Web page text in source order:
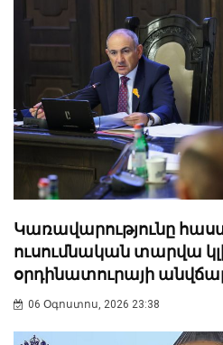
Կառավարությունը
ուսումնական տարվա
օրդինատուրայի
06 Օգոստոս, 2026 23:38